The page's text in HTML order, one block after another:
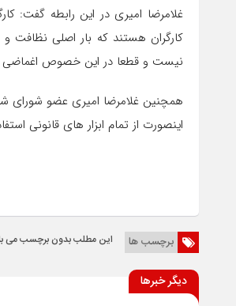
غلامرضا امیری در این رابطه گفت:
کارگران هستند که بار اصلی
نیست و قطعا در این خصوص
اینصورت از تمام ابزار های قانونی
برچسب ها این مطلب بدون برچسب می
دیگر خبرها